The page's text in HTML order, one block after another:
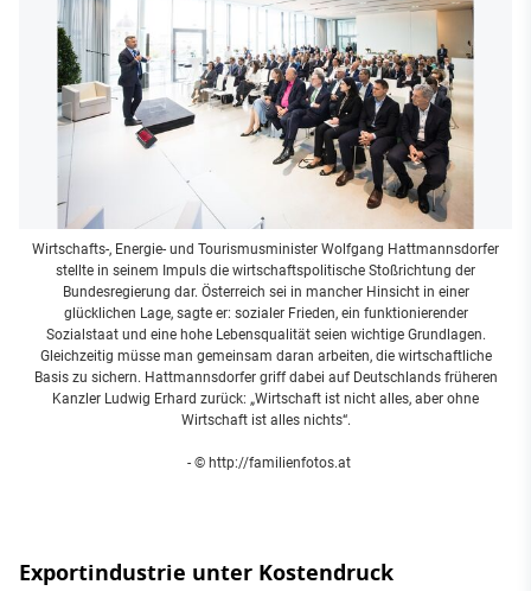
Wirtschafts-, Energie- und Tourismusminister Wolfgang Hattmannsdorfer
stellte in seinem Impuls die wirtschaftspolitische Stoßrichtung der
Bundesregierung dar. Österreich sei in mancher Hinsicht in einer
glücklichen Lage, sagte er: sozialer Frieden, ein funktionierender
Sozialstaat und eine hohe Lebensqualität seien wichtige Grundlagen.
Gleichzeitig müsse man gemeinsam daran arbeiten, die wirtschaftliche
Basis zu sichern. Hattmannsdorfer griff dabei auf Deutschlands früheren
Kanzler Ludwig Erhard zurück: „Wirtschaft ist nicht alles, aber ohne
Wirtschaft ist alles nichts“.
- © http://familienfotos.at
Exportindustrie unter Kostendruck